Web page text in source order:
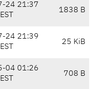
24 21:37
1838 B
24 21:39
25 KiB
04 01:26
708 B